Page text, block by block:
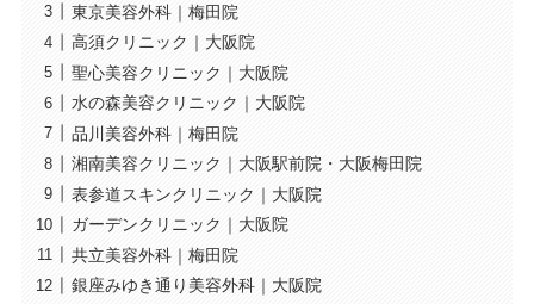
東京美容外科｜梅田院
高須クリニック｜大阪院
聖心美容クリニック｜大阪院
水の森美容クリニック｜大阪院
品川美容外科｜梅田院
湘南美容クリニック｜大阪駅前院・大阪梅田院
表参道スキンクリニック｜大阪院
ガーデンクリニック｜大阪院
共立美容外科｜梅田院
銀座みゆき通り美容外科｜大阪院